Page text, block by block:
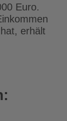
Euro.
erhält